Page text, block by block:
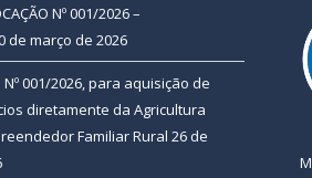
Nº 001/2026 –
de março de 2026
001/2026, para aquisição de
diretamente da Agricultura
Familiar Rural 26 de